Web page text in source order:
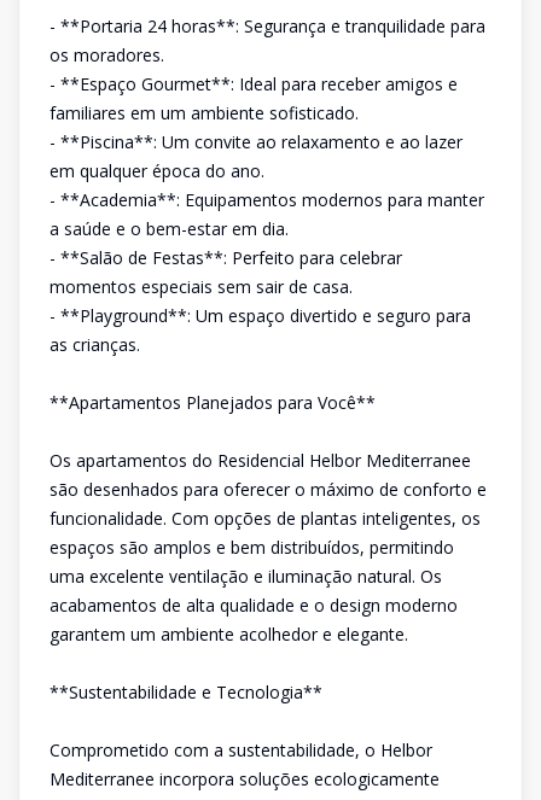
- **Portaria 24 horas**: Segurança e tranquilidade para
os moradores.
- **Espaço Gourmet**: Ideal para receber amigos e
familiares em um ambiente sofisticado.
- **Piscina**: Um convite ao relaxamento e ao lazer
em qualquer época do ano.
- **Academia**: Equipamentos modernos para manter
a saúde e o bem-estar em dia.
- **Salão de Festas**: Perfeito para celebrar
momentos especiais sem sair de casa.
- **Playground**: Um espaço divertido e seguro para
as crianças.
**Apartamentos Planejados para Você**
Os apartamentos do Residencial Helbor Mediterranee
são desenhados para oferecer o máximo de conforto e
funcionalidade. Com opções de plantas inteligentes, os
espaços são amplos e bem distribuídos, permitindo
uma excelente ventilação e iluminação natural. Os
acabamentos de alta qualidade e o design moderno
garantem um ambiente acolhedor e elegante.
**Sustentabilidade e Tecnologia**
Comprometido com a sustentabilidade, o Helbor
Mediterranee incorpora soluções ecologicamente